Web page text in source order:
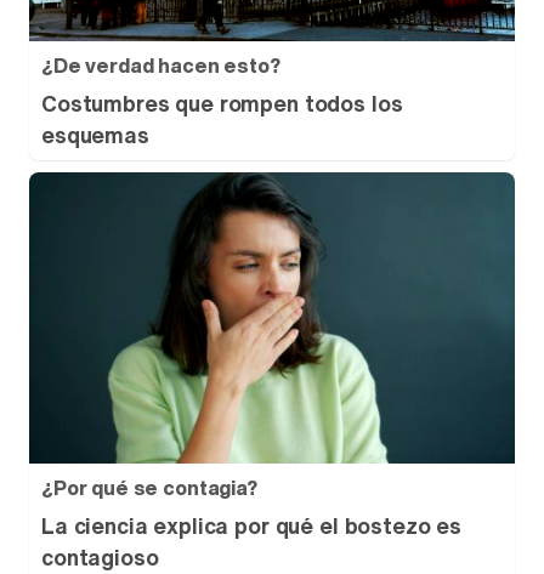
¿De verdad hacen esto?
Costumbres que rompen todos los
esquemas
¿Por qué se contagia?
La ciencia explica por qué el bostezo es
contagioso